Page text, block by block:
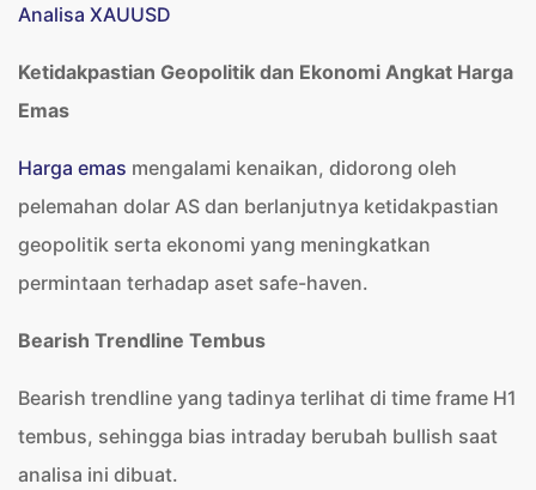
Analisa XAUUSD
Ketidakpastian Geopolitik dan Ekonomi Angkat Harga
Emas
Harga emas mengalami kenaikan, didorong oleh
pelemahan dolar AS dan berlanjutnya ketidakpastian
geopolitik serta ekonomi yang meningkatkan
permintaan terhadap aset safe-haven.
Bearish Trendline Tembus
Bearish trendline yang tadinya terlihat di time frame H1
tembus, sehingga bias intraday berubah bullish saat
analisa ini dibuat.